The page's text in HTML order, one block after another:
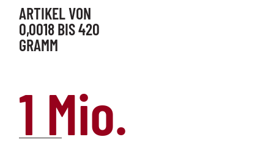
ARTIKEL VON
0,0018 BIS 420
GRAMM
1 Mio.